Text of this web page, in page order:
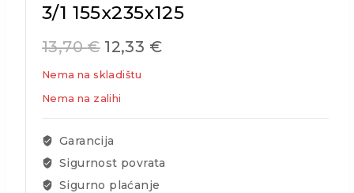
3/1 155x235x125
13,70€ 12,33 €
Nema na skladištu
Nema na zalihi
Garancija
Sigurnost povrata
Sigurno plaćanje